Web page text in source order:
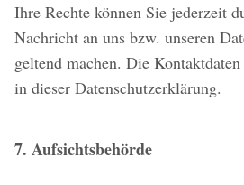
Ihre Rechte können Sie jederzeit
Nachricht an uns bzw. unseren
geltend machen. Die
in dieser Datenschutzerklärung.
7. Aufsichtsbehörde